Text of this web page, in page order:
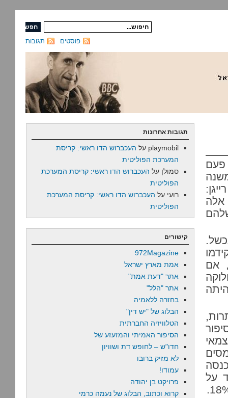
תגובות פוסטים
פעם
אלה
אם
על
תגובות אחרונות
playmobil על העכברוש הדו ראשי: קריסת
המערכת הפוליטית
סמולן על העכברוש הדו ראשי: קריסת המערכת
הפוליטית
רועי על העכברוש הדו ראשי: קריסת המערכת
הפוליטית
קישורים
972Magazine
אמת מארץ ישראל
אתר "דעת אמת"
אתר "הלל"
בחזרה ללאמיה
הבלוג של "יש דין"
הטלוויזיה החברתית
הסיפור האמיתי והמזעזע של
חדו"ש – לחופש דת ושוויון
לא מזיק ברובו
עמודו!
פרויקט בן יהודה
קרוא וכתוב, הבלוג של נעמה כרמי